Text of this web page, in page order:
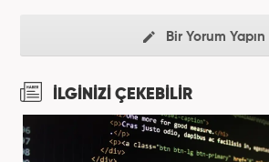
Bir Yorum Yapın
İLGİNİZİ ÇEKEBİLİR